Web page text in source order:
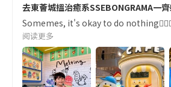
去東薈城搵治癒系SSEBONGRAMA一齊
Somemes, it's okay to do
阅读更多